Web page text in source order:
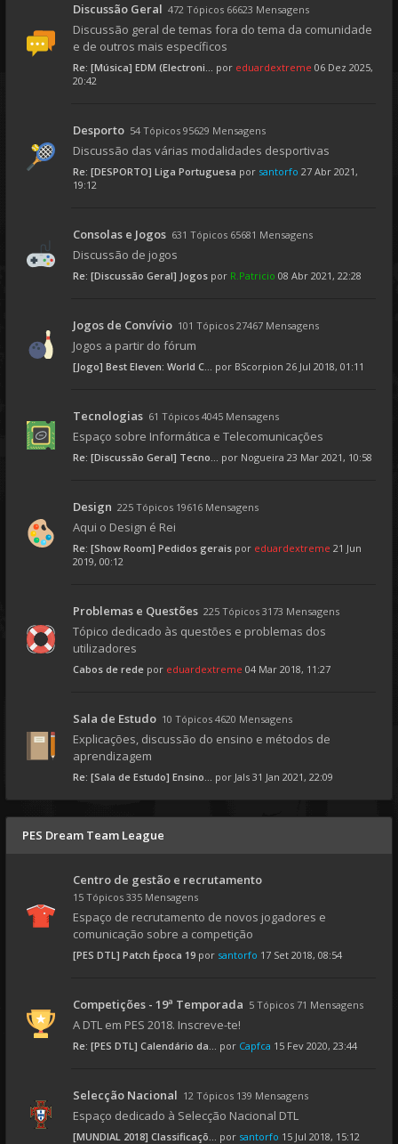
Discussão Geral 472 Tópicos 66623 Mensagens
Discussão geral de temas fora do tema da comunidade
e de outros mais específicos
Re: [Música] EDM (Electroni... por eduardextreme 06 Dez 2025,
20:42
Desporto 54 Tópicos 95629 Mensagens
Discussão das várias modalidades desportivas
Re: [DESPORTO] Liga Portuguesa por santorfo 27 Abr 2021,
19:12
Consolas e Jogos 631 Tópicos 65681 Mensagens
Discussão de jogos
Re: [Discussão Geral] Jogos por R.Patricio 08 Abr 2021, 22:28
Jogos de Convívio 101 Tópicos 27467 Mensagens
Jogos a partir do fórum
[Jogo] Best Eleven: World C... por BScorpion 26 Jul 2018, 01:11
Tecnologias 61 Tópicos 4045 Mensagens
Espaço sobre Informática e Telecomunicações
Re: [Discussão Geral] Tecno... por Nogueira 23 Mar 2021, 10:58
Design 225 Tópicos 19616 Mensagens
Aqui o Design é Rei
Re: [Show Room] Pedidos gerais por eduardextreme 21 Jun
2019, 00:12
Problemas e Questões 225 Tópicos 3173 Mensagens
Tópico dedicado às questões e problemas dos
utilizadores
Cabos de rede por eduardextreme 04 Mar 2018, 11:27
Sala de Estudo 10 Tópicos 4620 Mensagens
Explicações, discussão do ensino e métodos de
aprendizagem
Re: [Sala de Estudo] Ensino... por Jals 31 Jan 2021, 22:09
PES Dream Team League
Centro de gestão e recrutamento
15 Tópicos 335 Mensagens
Espaço de recrutamento de novos jogadores e
comunicação sobre a competição
[PES DTL] Patch Época 19 por santorfo 17 Set 2018, 08:54
Competições - 19ª Temporada 5 Tópicos 71 Mensagens
A DTL em PES 2018. Inscreve-te!
Re: [PES DTL] Calendário da... por Capfca 15 Fev 2020, 23:44
Selecção Nacional 12 Tópicos 139 Mensagens
Espaço dedicado à Selecção Nacional DTL
[MUNDIAL 2018] Classificaçõ... por santorfo 15 Jul 2018, 15:12